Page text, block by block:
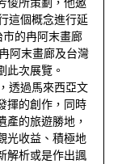
這個概念進行延
的冉阿末畫廊
阿末畫廊及台灣
此次展覽。
透過馬來西亞文
揮的創作，同時
產的旅遊勝地，
光收益、積極地
解析或是作出諷